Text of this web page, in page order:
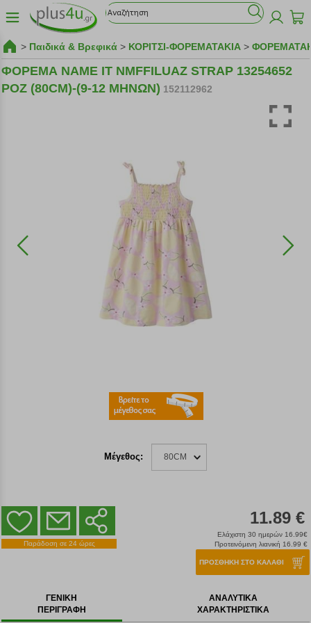
> Παιδικά & Βρεφικά > ΚΟΡΙΤΣΙ-ΦΟΡΕΜΑΤΑΚΙΑ >
ΦΟΡΕΜΑ NAME IT NMFFILUAZ STRAP 13254652
ΡΟΖ (80CM)-(9-12 ΜΗΝΩΝ) 152112962
Μέγεθος: 80CM
Παράδοση σε 24 ώρες
11.89 €
Ελάχιστη 30 ημερών 16.99€
Προτεινόμενη λιανική 16.99 €
ΠΡΟΣΘΗΚΗ ΣΤΟ ΚΑΛΑΘΙ
ΓΕΝΙΚΗ
ΠΕΡΙΓΡΑΦΗ
ΑΝΑΛΥΤΙΚΑ
ΧΑΡΑΚΤΗΡΙΣΤΙΚΑ